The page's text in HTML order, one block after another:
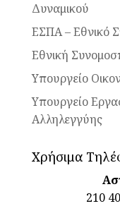
Δυναμικού
ΕΣΠΑ – Εθνικό
Εθνική
Υπουργείο
Υπουργείο
Αλληλεγγύης
Χρήσιμα
210